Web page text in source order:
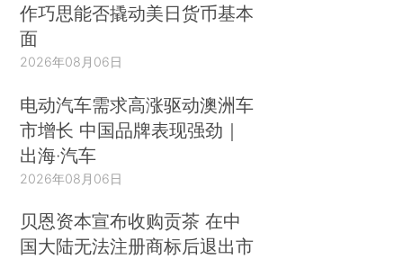
作巧思能否撬动美日货币基本
面
2026年08月06日
电动汽车需求高涨驱动澳洲车
市增长 中国品牌表现强劲｜
出海·汽车
2026年08月06日
贝恩资本宣布收购贡茶 在中
国大陆无法注册商标后退出市